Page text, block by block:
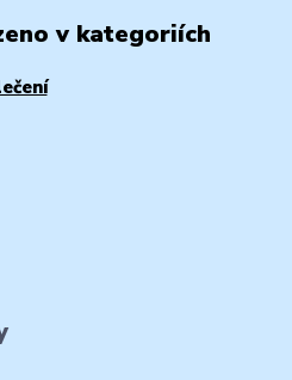
v kategoriích